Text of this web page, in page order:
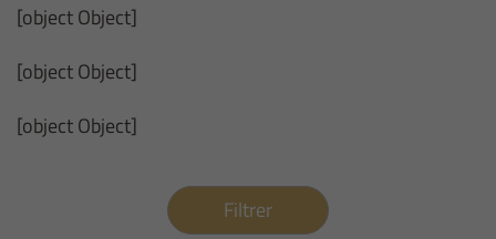
[object Object]
[object Object]
[object Object]
Filtrer